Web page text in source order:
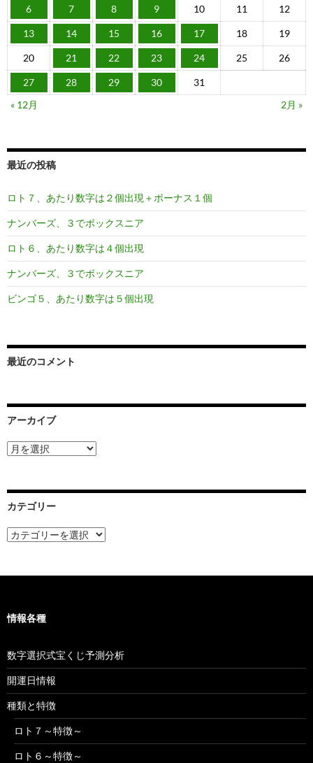
6 7 8 9 10 11 12
13 14 15 16 17 18 19
20 21 22 23 24 25 26
27 28 29 30
31
« 12月
2月 »
最近の投稿
ロト７、あたり数字は２個出現＋ボーナス１個
ナンバーズ、３でボックスニア
ロト６、あたり数字は４個出現
ナンバーズ、３でボックスニア
ビンゴ５、あたり数字は５個出現
最近のコメント
アーカイブ
ア
ー
ブ
カテゴリー
カ
テ
情報各種
数字選択式宝くじ予測分析
開運日情報
種類と特徴
ロト７～特徴～
ロト６～特徴～